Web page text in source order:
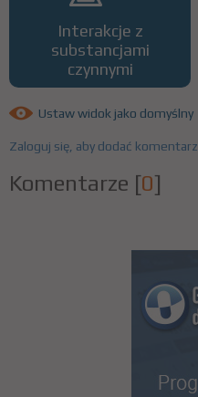
Interakcje z
substancjami
czynnymi
Ustaw widok jako domyślny
Zaloguj się, aby dodać komentarz
Komentarze [0]